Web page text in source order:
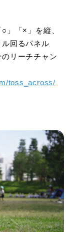
」「×」を縦、
回るパネル
リーチチャン
toss_across/